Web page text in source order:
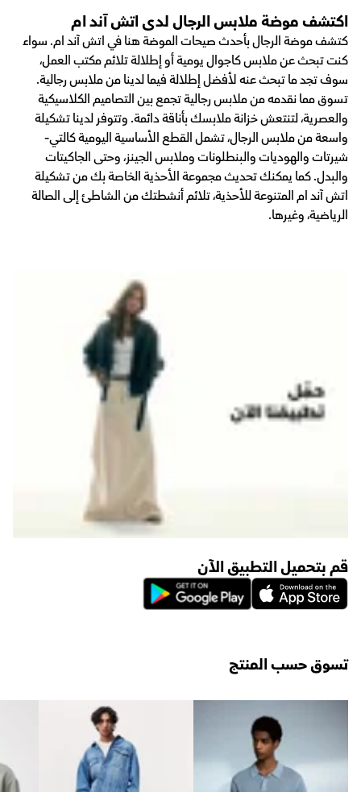
اكتشف موضة ملابس الرجال لدى اتش آند ام
كتشف موضة الرجال بأحدث صيحات الموضة هنا في اتش آند ام. سواء
كنت تبحث عن ملابس كاجوال يومية أو إطلالة تلائم مكتب العمل،
سوف تجد ما تبحث عنه لأفضل إطلالة فيما لدينا من ملابس رجالية.
تسوق مما نقدمه من ملابس رجالية تجمع بين التصاميم الكلاسيكية
والعصرية، لتنتعش خزانة ملابسك بأناقة دائمة. وتتوفر لدينا تشكيلة
واسعة من ملابس الرجال، تشمل القطع الأساسية اليومية كالتي-
شيرتات والهوديات والبنطلونات وملابس الجينز، وحتى الجاكيتات
والبدل. كما يمكنك تحديث مجموعة الأحذية الخاصة بك من تشكيلة
اتش آند ام المتنوعة للأحذية، تلائم أنشطتك من الشاطئ إلى الصالة
الرياضية، وغيرها.
قم بتحميل التطبيق الآن
تسوق حسب المنتج